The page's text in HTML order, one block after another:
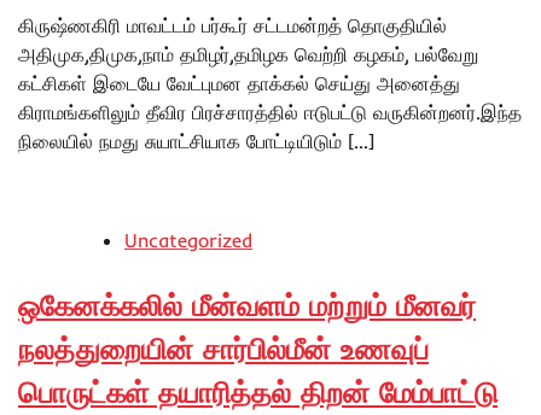
கிருஷ்ணகிரி மாவட்டம் பர்கூர் சட்டமன்றத் தொகுதியில்
அதிமுக,திமுக,நாம் தமிழர்,தமிழக வெற்றி கழகம், பல்வேறு
கட்சிகள் இடையே வேட்புமன தாக்கல் செய்து அனைத்து
கிராமங்களிலும் தீவிர பிரச்சாரத்தில் ஈடுபட்டு வருகின்றனர்.இந்த
நிலையில் நமது சுயாட்சியாக போட்டியிடும் […]
Uncategorized
ஒகேனக்கலில் மீன்வளம் மற்றும் மீனவர்
நலத்துறையின் சார்பில்மீன் உணவுப்
பொருட்கள் தயாரித்தல் திறன் மேம்பாட்டு